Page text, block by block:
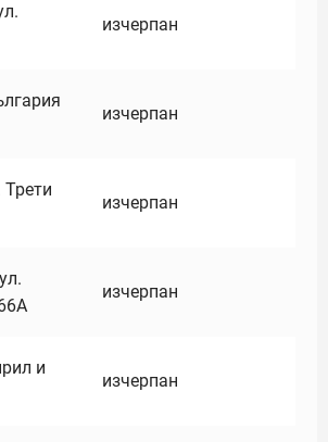
изчерпан
изчерпан
изчерпан
изчерпан
и
изчерпан